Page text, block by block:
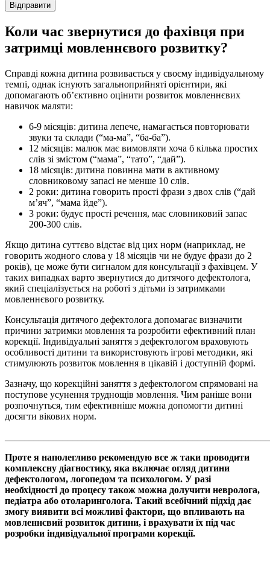
Відправити
Коли час звернутися до фахівця при
затримці мовленнєвого розвитку?
Справді кожна дитина розвивається у своєму індивідуальному
темпі, однак існують загальноприйняті орієнтири, які
допомагають об’єктивно оцінити розвиток мовленнєвих
навичок маляти:
6-9 місяців: дитина лепече, намагається повторювати
звуки та склади (“ма-ма”, “ба-ба”).
12 місяців: малюк має вимовляти хоча б кілька простих
слів зі змістом (“мама”, “тато”, “дай”).
18 місяців: дитина повинна мати в активному
словниковому запасі не менше 10 слів.
2 роки: дитина говорить прості фрази з двох слів (“дай
м’яч”, “мама йде”).
3 роки: будує прості речення, має словниковий запас
200-300 слів.
Якщо дитина суттєво відстає від цих норм (наприклад, не
говорить жодного слова у 18 місяців чи не будує фрази до 2
років), це може бути сигналом для консультації з фахівцем. У
таких випадках варто звернутися до дитячого дефектолога,
який спеціалізується на роботі з дітьми із затримками
мовленнєвого розвитку.
Консультація дитячого дефектолога допомагає визначити
причини затримки мовлення та розробити ефективний план
корекції. Індивідуальні заняття з дефектологом враховують
особливості дитини та використовують ігрові методики, які
стимулюють розвиток мовлення в цікавій і доступній формі.
Зазначу, що корекційні заняття з дефектологом спрямовані на
поступове усунення труднощів мовлення. Чим раніше вони
розпочнуться, тим ефективніше можна допомогти дитині
досягти вікових норм.
Проте я наполегливо рекомендую все ж таки проводити
комплексну діагностику, яка включає огляд дитини
дефектологом, логопедом та психологом. У разі
необхідності до процесу також можна долучити невролога,
педіатра або отоларинголога. Такий всебічний підхід дає
змогу виявити всі можливі фактори, що впливають на
мовленнєвий розвиток дитини, і врахувати їх під час
розробки індивідуальної програми корекції.